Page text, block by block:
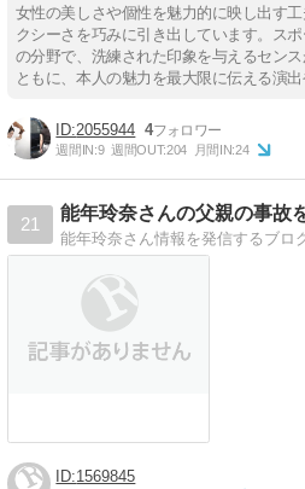
女性の美しさや個性を魅力的に映し出す
クシーさを巧みに引き出しています。ス
の分野で、洗練された印象を与えるセン
ともに、本人の魅力を最大限に伝える演
2055944 4
週間IN:9 週間OUT:204 月間IN:24
21
1569845